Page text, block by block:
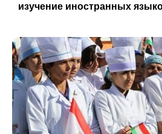
изучение иностранных